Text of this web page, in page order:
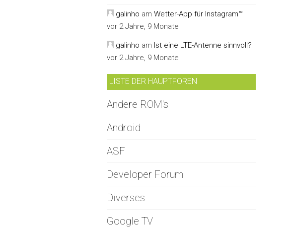
galinho am Wetter-App für Instagram™
vor 2 Jahre, 9 Monate
galinho am Ist eine LTE-Antenne sinnvoll?
vor 2 Jahre, 9 Monate
LISTE DER HAUPTFOREN
Andere ROM's
Android
ASF
Developer Forum
Diverses
Google TV